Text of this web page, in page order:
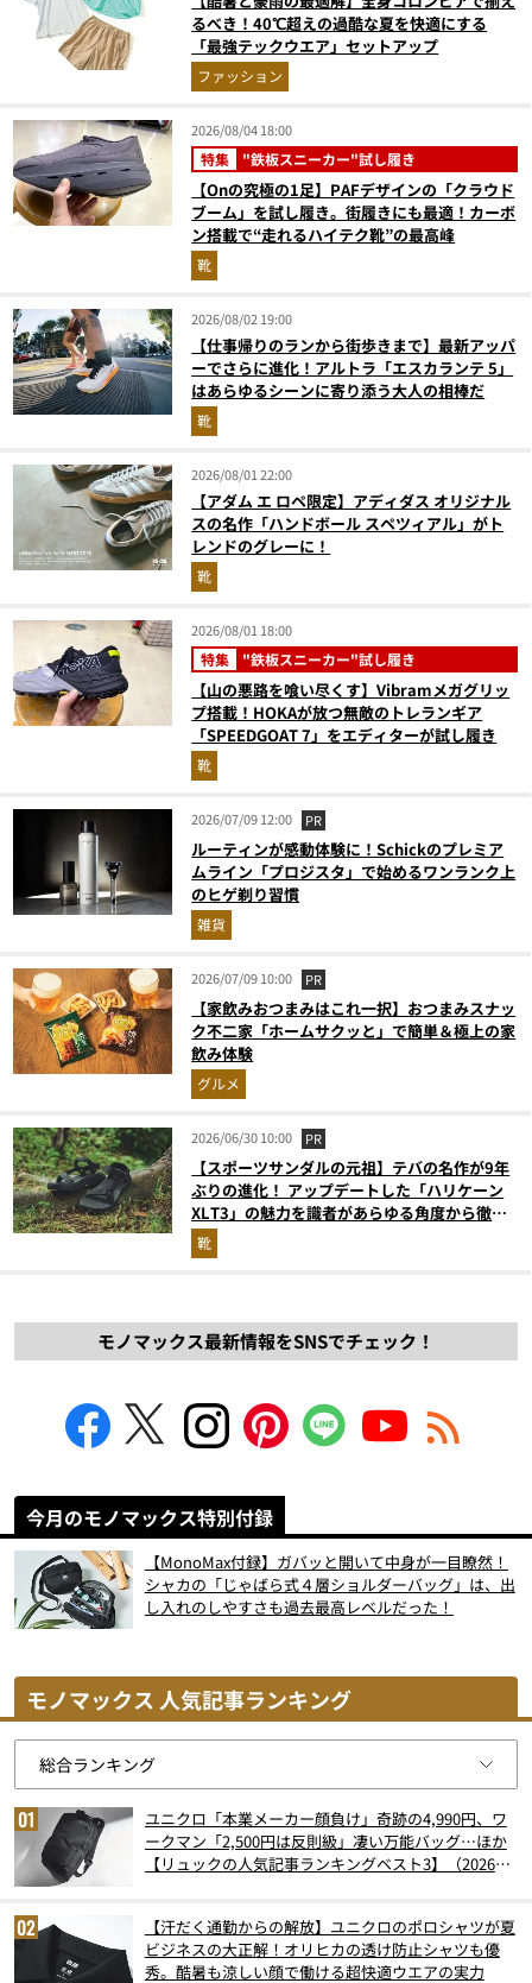
るべき！40℃超えの過酷な夏を快適にする
「最強テックウエア」セットアップ
ファッション
2026/08/04 18:00
特集 "鉄板スニーカー"試し履き
【Onの究極の1足】PAFデザインの「クラウド
ブーム」を試し履き。街履きにも最適！カーボ
ン搭載で“走れるハイテク靴”の最高峰
靴
2026/08/02 19:00
【仕事帰りのランから街歩きまで】最新アッパ
ーでさらに進化！アルトラ「エスカランテ 5」
はあらゆるシーンに寄り添う大人の相棒だ
靴
2026/08/01 22:00
【アダム エ ロペ限定】アディダス オリジナル
スの名作「ハンドボール スペツィアル」がト
レンドのグレーに！
靴
2026/08/01 18:00
特集 "鉄板スニーカー"試し履き
【山の悪路を喰い尽くす】Vibramメガグリッ
プ搭載！HOKAが放つ無敵のトレランギア
「SPEEDGOAT 7」をエディターが試し履き
靴
2026/07/09 12:00 PR
ルーティンが感動体験に！Schickのプレミア
ムライン「プロジスタ」で始めるワンランク上
のヒゲ剃り習慣
雑貨
2026/07/09 10:00 PR
【家飲みおつまみはこれ一択】おつまみスナッ
ク不二家「ホームサクッと」で簡単＆極上の家
飲み体験
グルメ
2026/06/30 10:00 PR
【スポーツサンダルの元祖】テバの名作が9年
ぶりの進化！ アップデートした「ハリケーン
XLT3」の魅力を識者があらゆる角度から徹底
解説！
靴
モノマックス最新情報をSNSでチェック！
今月のモノマックス特別付録
【MonoMax付録】ガバッと開いて中身が一目瞭然！
シャカの「じゃばら式４層ショルダーバッグ」は、出
し入れのしやすさも過去最高レベルだった！
モノマックス 人気記事ランキング
ユニクロ「本業メーカー顔負け」奇跡の4,990円、ワ
ークマン「2,500円は反則級」凄い万能バッグ…ほか
【リュックの人気記事ランキングベスト3】（2026年
【汗だく通勤からの解放】ユニクロのポロシャツが夏
ビジネスの大正解！オリヒカの透け防止シャツも優
秀。酷暑も涼しい顔で働ける超快適ウエアの実力